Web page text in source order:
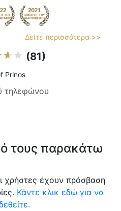
Δείτε περισσότερα >>
(81)
Prinos
τηλεφώνου
τους παρακάτω
χρήστες έχουν πρόσβαση
Κάντε κλικ εδώ για να